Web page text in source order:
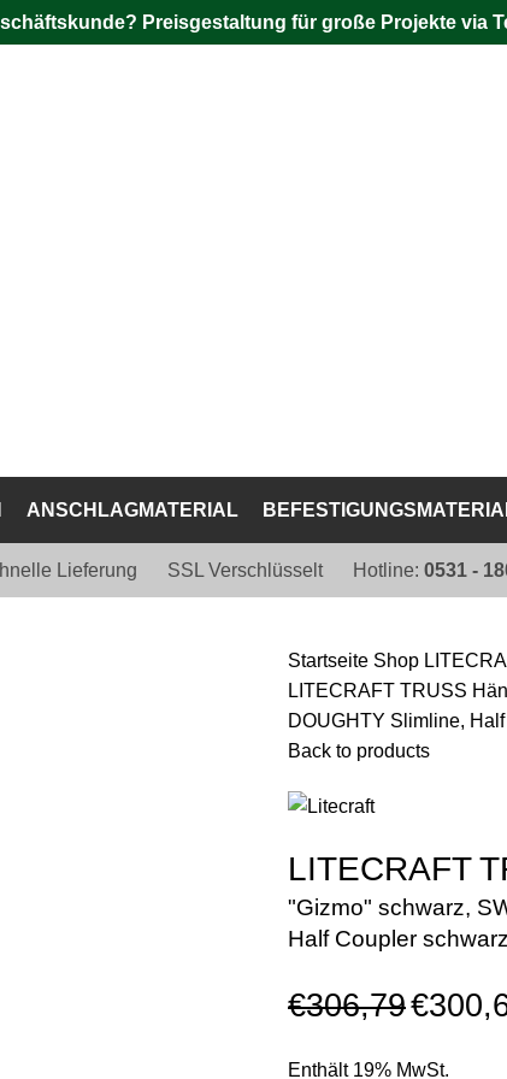
Preisgestaltung für große Projekte via
ANSCHLAGMATERIAL
Lieferung SSL Verschlüsselt Hotline: 0531 -
Startseite Shop
LITECRAFT TRUSS
DOUGHTY Slimline,
Back to products
LITECRAFT
"Gizmo" schwarz,
Half Coupler schwarz
€306,79€
Enthält 19% MwSt.